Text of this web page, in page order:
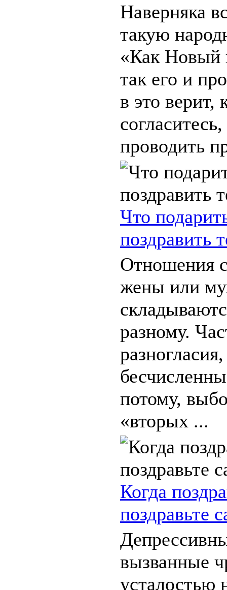
Наверняка
такую
«Как Новый
так его и
в это верит,
проводить
Что
поздравить
Отношения
жены или
разному.
потому,
«вторых ...
Когда
поздравьте
вызванные
усталостью